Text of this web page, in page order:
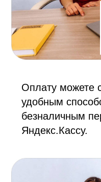
Оплату можете
удобным
безналичным
Яндекс.Кассу.